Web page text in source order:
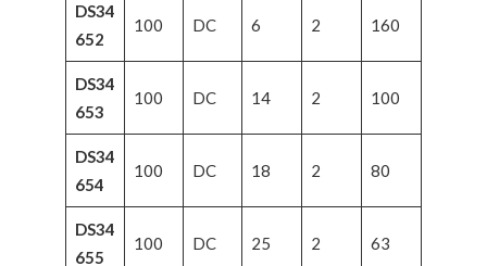
DS34
652
100 DC 6 2 160
DS34
653
100 DC 14 2 100
DS34
654
100 DC 18 2 80
DS34
655
100 DC 25 2 63